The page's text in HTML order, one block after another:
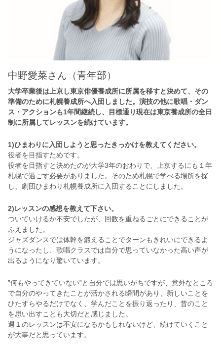
中野愛菜さん（青年部）
大学卒業後は上京し東京俳優養成所に所属を移すと決めて、その
準備のために札幌養成所へ入団しました。演技の他に歌唱・ダン
ス・アクションも1年間継続し、目標通り現在は東京養成所の全日
制に所属してレッスンを続けています。
1)ひまわりに入団しようと思ったきっかけを教えてください。
役者を目指すためです。
役者を目指すと決めたのが大学3年のおわりで、上京するにも１年
札幌で過ごす必要がありました。そのため札幌で学べる場所を探
し、劇団ひまわり札幌養成所に入団することにしました。
2)レッスンの感想を教えて下さい。
ついていけるか不安でしたが、回数を重ねるごとにできることが
ふえました。
ジャズダンスでは体幹を鍛えることでターンもきれいにできるよ
うになったし、歌唱クラスでは自分で思っていなかった高い声が
出るようになり驚いています。
”何もやってきていない”と自分では思いがちですが、意外なところ
で自分のやってきたことが活かされる瞬間があり、新しいことを
ひたすらやるだけでなく、学んだことを振り返ったり、昔のこと
を思い出すことも大切だと感じました。
週１のレッスンは不安になるかもしれないけど、続けていくこと
が大事だと思っています。